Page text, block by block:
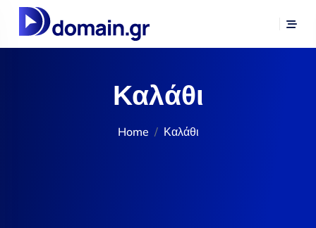
Καλάθι
Home Καλάθι